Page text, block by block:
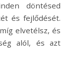
döntésed
és fejlődését.
elvetélsz, és
alól, és azt